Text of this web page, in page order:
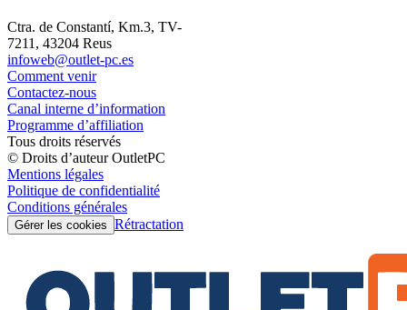
Ctra. de Constantí, Km.3, TV-
7211, 43204 Reus
infoweb@outlet-pc.es
Comment venir
Contactez-nous
Canal interne d’information
Programme d’affiliation
Tous droits réservés
© Droits d’auteur OutletPC
Mentions légales
Politique de confidentialité
Conditions générales
Gérer les cookies Rétractation